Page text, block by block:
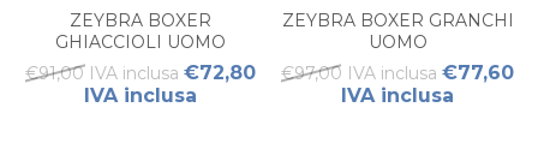
ZEYBRA BOXER
GHIACCIOLI UOMO
€91,00 IVA inclusa €72,80
IVA inclusa
ZEYBRA BOXER GRANCHI
UOMO
€97,00 IVA inclusa €77,60
IVA inclusa